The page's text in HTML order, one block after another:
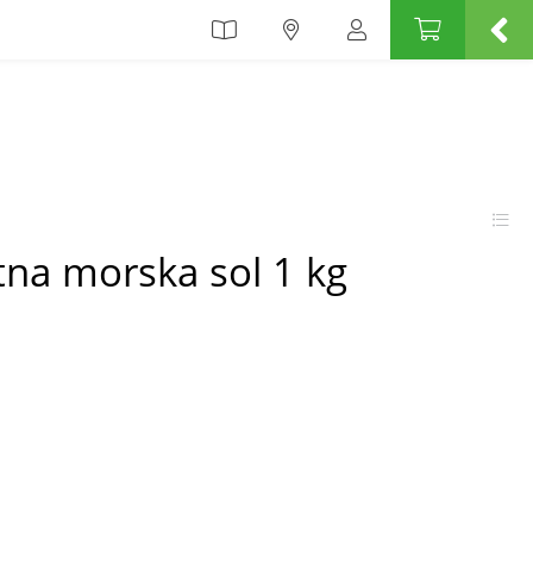
morska sol 1 kg